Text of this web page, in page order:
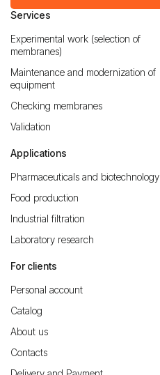
Services
Experimental work (selection of
membranes)
Maintenance and modernization of
equipment
Checking membranes
Validation
Applications
Pharmaceuticals and biotechnology
Food production
Industrial filtration
Laboratory research
For clients
Personal account
Catalog
About us
Contacts